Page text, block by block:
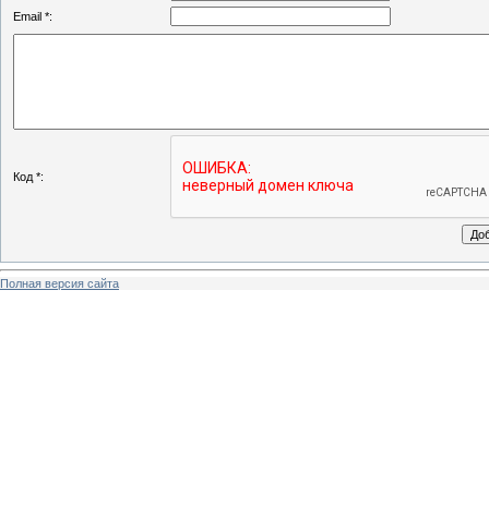
Email *:
Код *:
Полная версия сайта